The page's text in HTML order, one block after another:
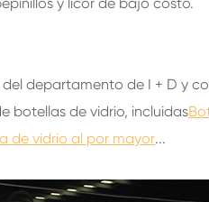
departamento de I + D y
botellas de vidrio, incluidas
de vidrio al por mayor...